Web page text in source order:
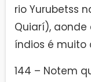
rio Yurubetss
Quiarí), aonde
índios é muito
144 – Notem